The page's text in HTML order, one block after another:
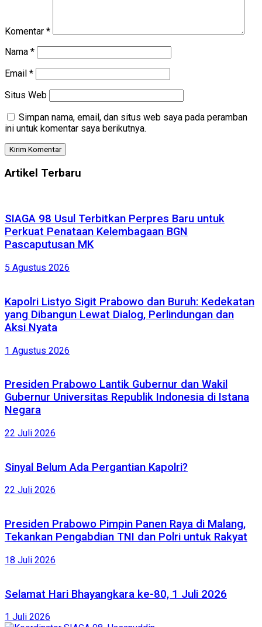
Komentar *
Nama *
Email *
Situs Web
Simpan nama, email, dan situs web saya pada peramban
ini untuk komentar saya berikutnya.
Artikel Terbaru
SIAGA 98 Usul Terbitkan Perpres Baru untuk
Perkuat Penataan Kelembagaan BGN
Pascaputusan MK
5 Agustus 2026
Kapolri Listyo Sigit Prabowo dan Buruh: Kedekatan
yang Dibangun Lewat Dialog, Perlindungan dan
Aksi Nyata
1 Agustus 2026
Presiden Prabowo Lantik Gubernur dan Wakil
Gubernur Universitas Republik Indonesia di Istana
Negara
22 Juli 2026
Sinyal Belum Ada Pergantian Kapolri?
22 Juli 2026
Presiden Prabowo Pimpin Panen Raya di Malang,
Tekankan Pengabdian TNI dan Polri untuk Rakyat
18 Juli 2026
Selamat Hari Bhayangkara ke-80, 1 Juli 2026
1 Juli 2026